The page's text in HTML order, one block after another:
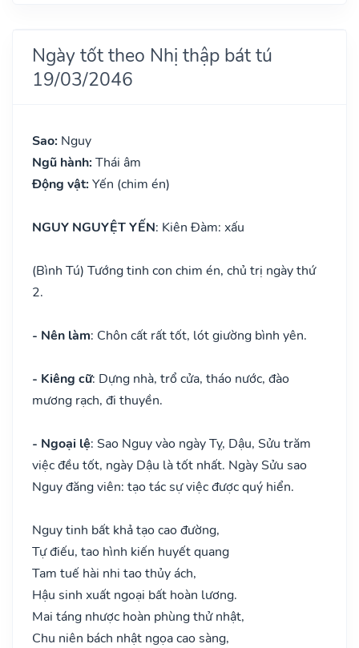
Ngày tốt theo Nhị thập bát tú
19/03/2046
Sao: Nguy
Ngũ hành: Thái âm
Động vật: Yến (chim én)
NGUY NGUYỆT YẾN: Kiên Đàm: xấu
(Bình Tú) Tướng tinh con chim én, chủ trị ngày thứ
2.
- Nên làm: Chôn cất rất tốt, lót giường bình yên.
- Kiêng cữ: Dựng nhà, trổ cửa, tháo nước, đào
mương rạch, đi thuyền.
- Ngoại lệ: Sao Nguy vào ngày Tỵ, Dậu, Sửu trăm
việc đều tốt, ngày Dậu là tốt nhất. Ngày Sửu sao
Nguy đăng viên: tạo tác sự việc được quý hiển.
Nguy tinh bất khả tạo cao đường,
Tự điếu, tao hình kiến huyết quang
Tam tuế hài nhi tao thủy ách,
Hậu sinh xuất ngoại bất hoàn lương.
Mai táng nhược hoàn phùng thử nhật,
Chu niên bách nhật ngọa cao sàng,